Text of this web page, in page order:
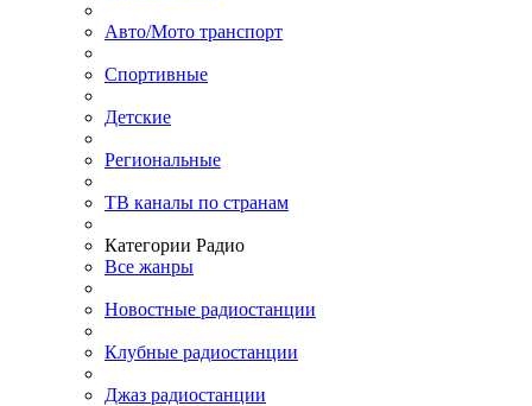
Авто/Мото транспорт
Спортивные
Детские
Региональные
ТВ каналы по странам
Категории Радио
Все жанры
Новостные радиостанции
Клубные радиостанции
Джаз радиостанции